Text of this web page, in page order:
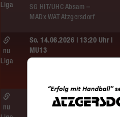
SG HIT/UHC Absam –
MADx WAT Atzgersdorf
Liga
So. 14.06.2026 | 13:20 Uhr |
MU13
nu
Liga
So. 14.06.2026 | 11:20 Uhr |
nu